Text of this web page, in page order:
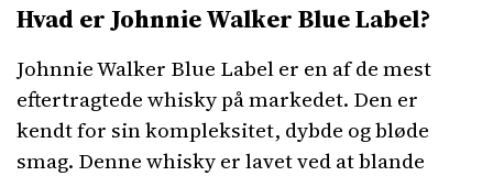
Hvad er Johnnie Walker Blue Label?
Johnnie Walker Blue Label er en af ​​de mest
eftertragtede whisky på markedet. Den er
kendt for sin kompleksitet, dybde og bløde
smag. Denne whisky er lavet ved at blande